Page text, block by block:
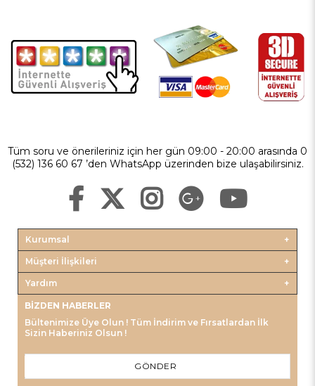
Tüm soru ve önerileriniz için her gün 09:00 - 20:00 arasında 0
(532) 136 60 67 ’den WhatsApp üzerinden bize ulaşabilirsiniz.
Kurumsal
Müşteri İlişkileri
Yardım
BIZDEN HABERLER
Bültenimize Üye Olun ! Tüm İndirim ve Fırsatlardan İlk
Sizin Haberiniz Olsun !
GÖNDER